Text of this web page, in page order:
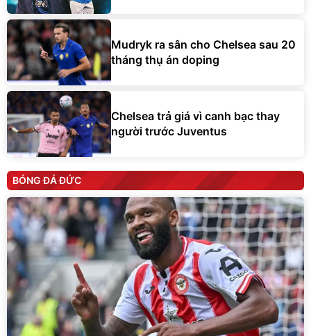
Mudryk ra sân cho Chelsea sau 20
tháng thụ án doping
Chelsea trả giá vì canh bạc thay
người trước Juventus
BÓNG ĐÁ ĐỨC